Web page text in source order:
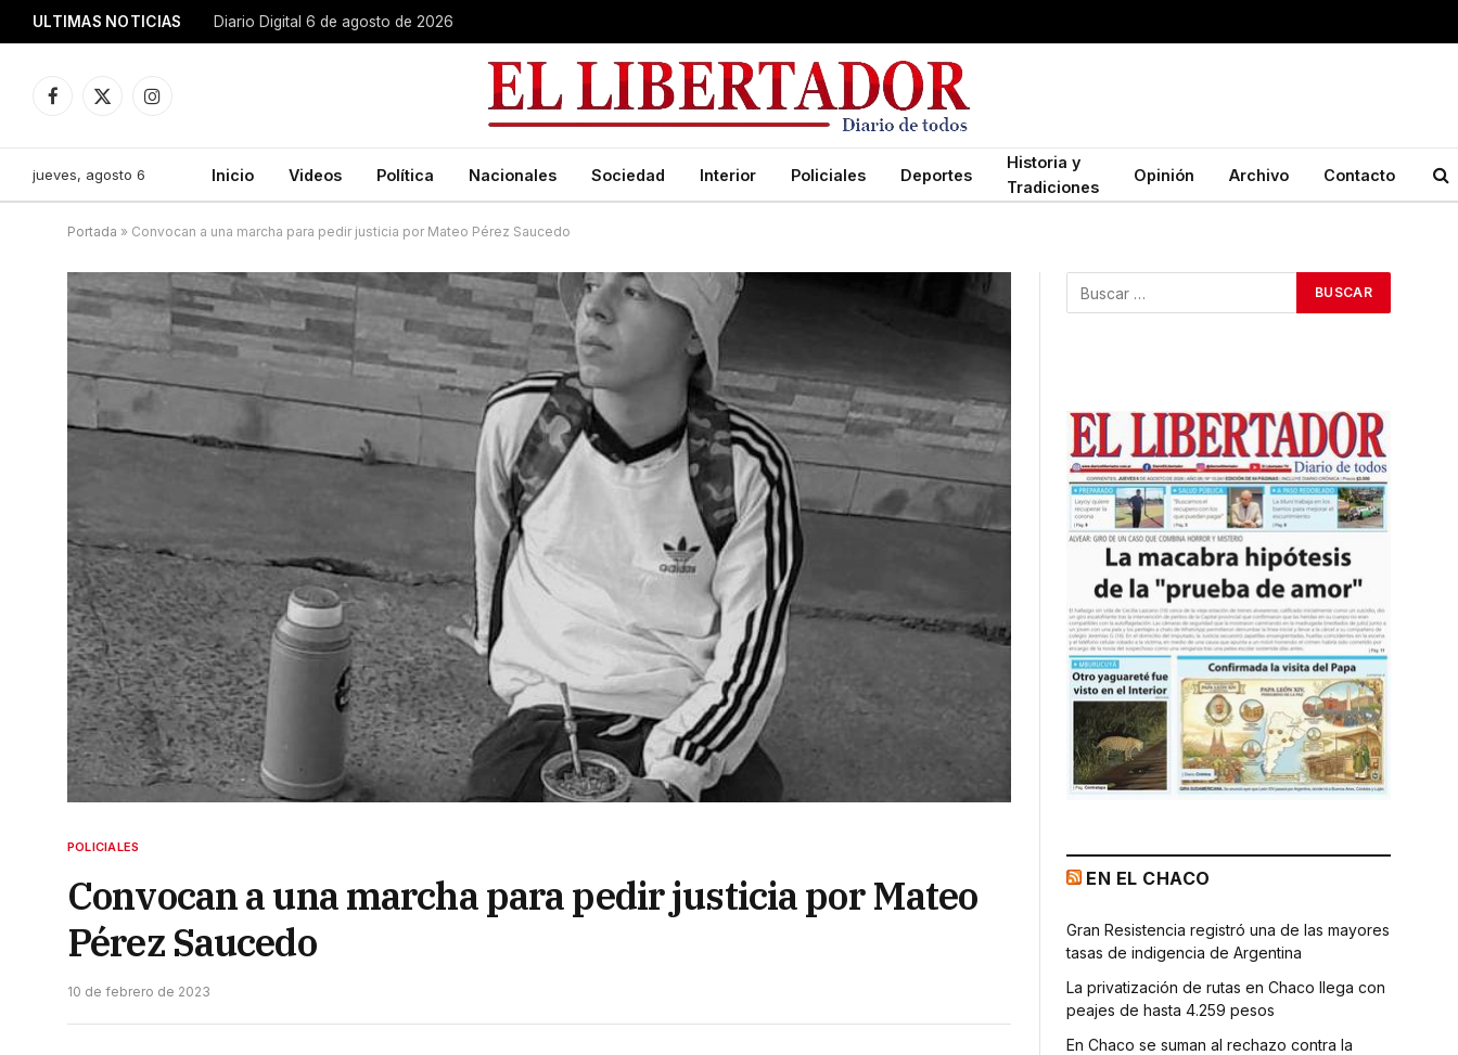
ULTIMAS NOTICIAS Diario Digital 6 de agosto de 2026
Facebook
X
Instagram
jueves, agosto 6 Inicio Videos Política Nacionales Sociedad Interior Policiales Deportes
Historia y
Tradiciones
Opinión Archivo Contacto
Portada » Convocan a una marcha para pedir justicia por Mateo Pérez Saucedo
POLICIALES
Convocan a una marcha para pedir justicia por Mateo
Pérez Saucedo
10 de febrero de 2023
EN EL CHACO
Gran Resistencia registró una de las mayores
tasas de indigencia de Argentina
La privatización de rutas en Chaco llega con
peajes de hasta 4.259 pesos
En Chaco se suman al rechazo contra la